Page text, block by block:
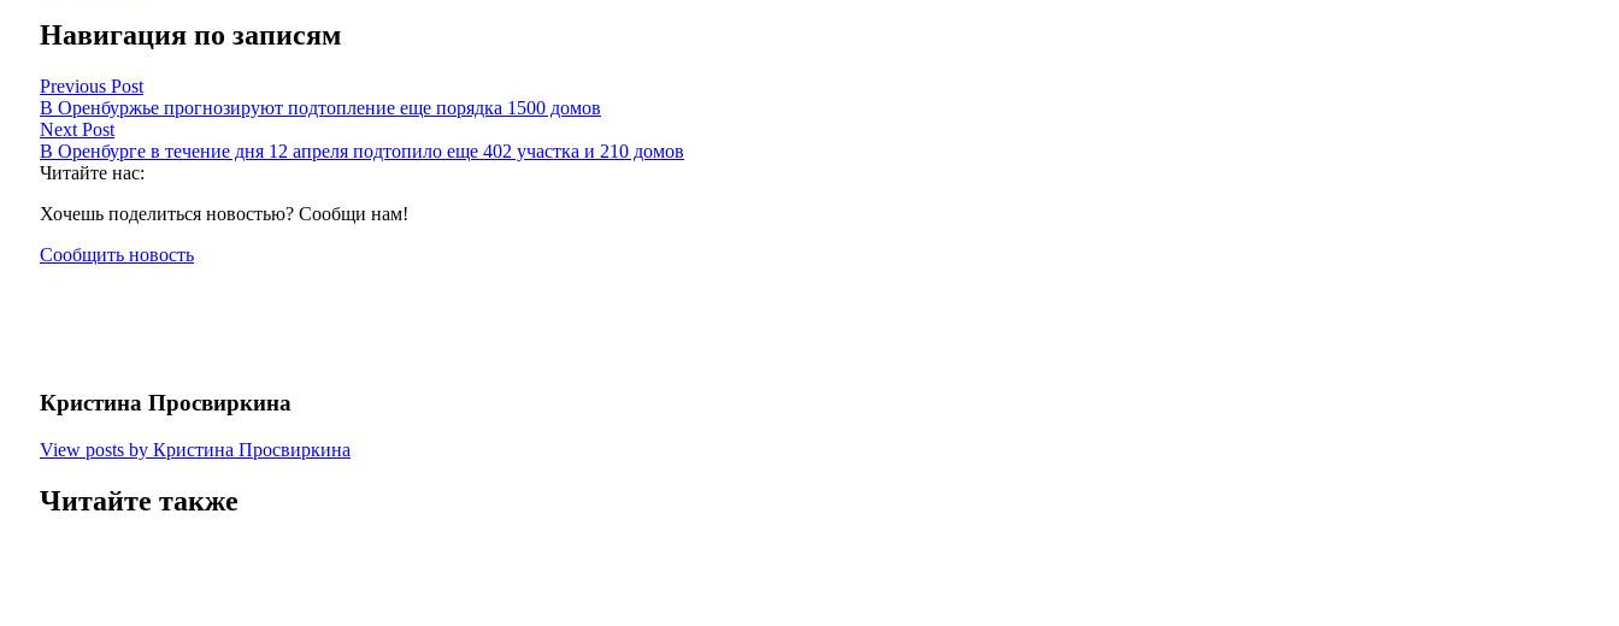
Навигация по записям
Previous Post
В Оренбуржье прогнозируют подтопление еще порядка 1500 домов
Next Post
В Оренбурге в течение дня 12 апреля подтопило еще 402 участка и 210 домов
Читайте нас:
Хочешь поделиться новостью? Сообщи нам!
Сообщить новость
Кристина Просвиркина
View posts by Кристина Просвиркина
Читайте также